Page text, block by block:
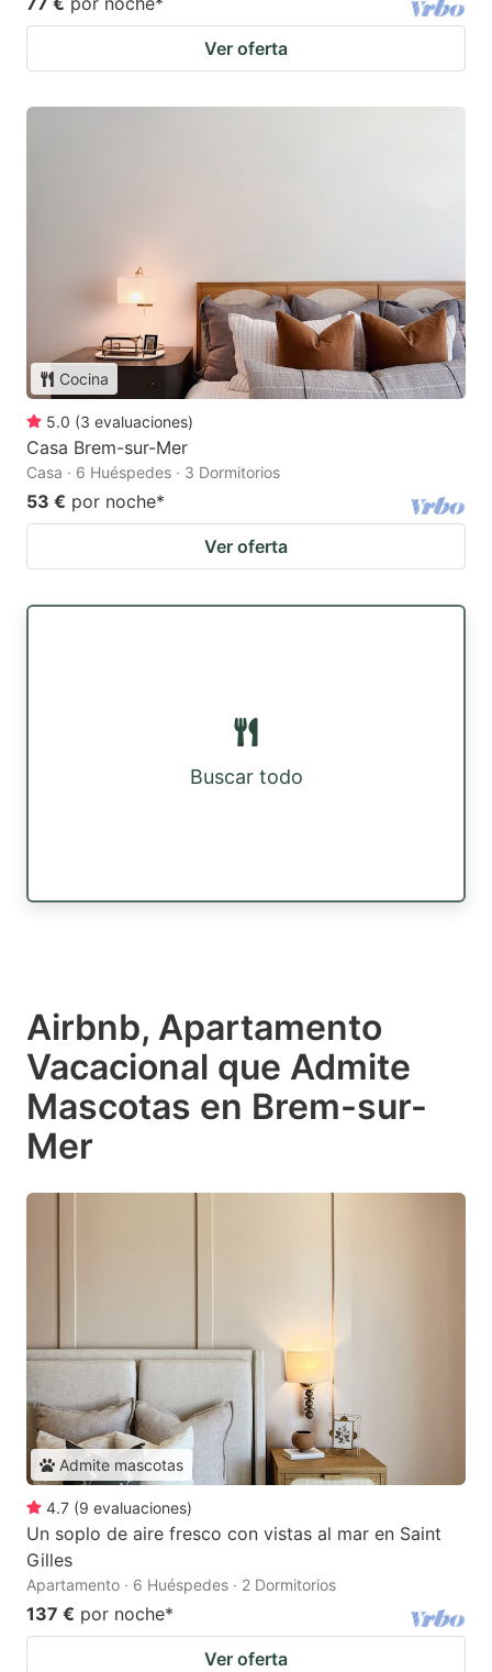
Ver oferta
Cocina
5.0 (3 evaluaciones)
Casa Brem-sur-Mer
Casa · 6 Huéspedes · 3 Dormitorios
53 € por noche*
Ver oferta
Buscar todo
Airbnb, Apartamento
Vacacional que Admite
Mascotas en Brem-sur-
Mer
Admite mascotas
4.7 (9 evaluaciones)
Un soplo de aire fresco con vistas al mar en Saint
Gilles
Apartamento · 6 Huéspedes · 2 Dormitorios
137 € por noche*
Ver oferta